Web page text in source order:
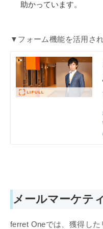
助かっています。
▼フォーム機能を活用さ
メールマーケテ
ferret Oneでは、獲得し